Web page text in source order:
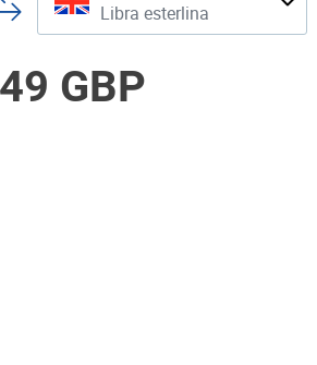
Libra esterlina
GBP